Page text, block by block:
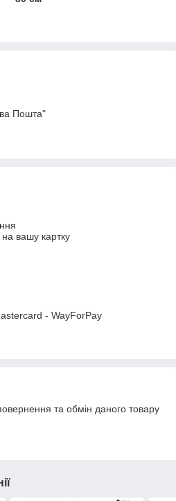
Пошта"
вашу картку
- WayForPay
та обмін даного товару